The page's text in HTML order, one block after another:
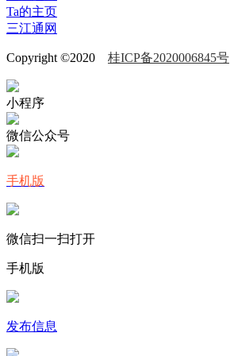
Ta的主页
三江通网
Copyright ©2020 桂ICP备2020006845号
小程序
微信公众号
手机版
微信扫一扫打开
手机版
发布信息